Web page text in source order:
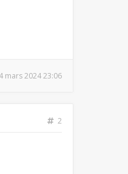
mars 2024 23:06
2